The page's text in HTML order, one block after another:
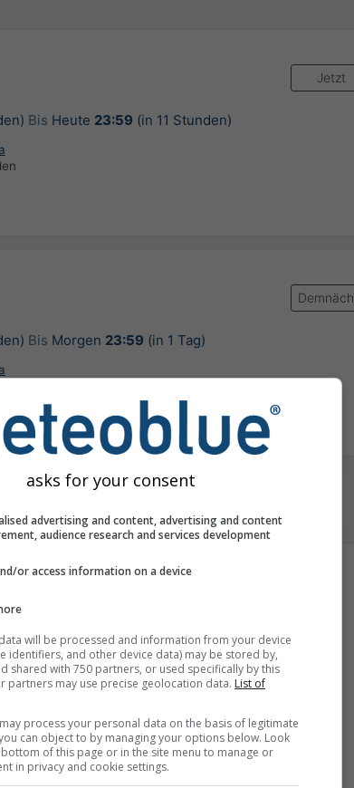
Jetzt
Bis Heute 23:59 (in 11 Stunden)
Bis Morgen 23:59 (in 1 Tag)
Kapfenberg
asks for your consent
advertising and content, advertising and content
audience research and services development
or access information on a device
will be processed and information from your device
identifiers, and other device data) may be stored by,
shared with 750 partners, or used specifically by this
partners may use precise geolocation data. List of
process your personal data on the basis of legitimate
can object to by managing your options below. Look
of this page or in the site menu to manage or
in privacy and cookie settings.